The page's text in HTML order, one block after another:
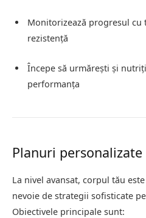
Monitorizează progresul cu
rezistență
Începe să urmărești și
performanța
Planuri
La nivel avansat, corpul tău
nevoie de strategii sofisticate
Obiectivele principale sunt: